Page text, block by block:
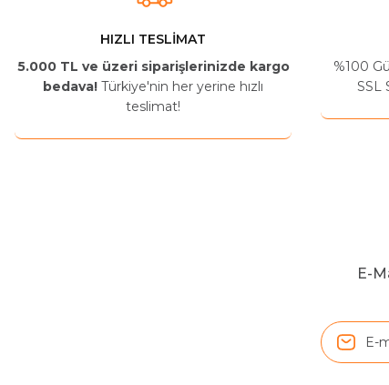
T... Ç... | 15/01/2026
Resimde gördüğünüz bire bir geliyor
M... A... | 03/10/2025
HIZLI TESLİMAT
5.000 TL ve üzeri siparişlerinizde kargo
bedava! Türkiye'nin her yerine hızlı
teslimat!
%100
SSL
E-